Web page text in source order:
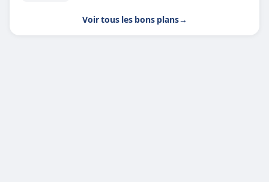
Voir tous les bons plans→